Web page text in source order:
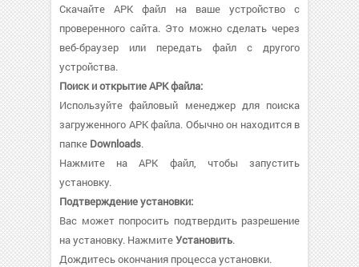
Скачайте APK файл на ваше устройство с
проверенного сайта. Это можно сделать через
веб-браузер или передать файл с другого
устройства.
Поиск и открытие APK файла:
Используйте файловый менеджер для поиска
загруженного APK файла. Обычно он находится в
папке Downloads.
Нажмите на APK файл, чтобы запустить
установку.
Подтверждение установки:
Вас может попросить подтвердить разрешение
на установку. НажмитеУстановить.
Дождитесь окончания процесса установки.